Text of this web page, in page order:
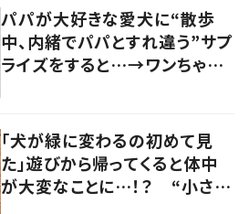
パパが大好きな愛犬に“散歩
中、内緒でパパとすれ違う”サプ
ライズをすると…→ワンちゃん
「犬が緑に変わるの初めて見
た」遊びから帰ってくると体中
が大変なことに…！？ “小さい